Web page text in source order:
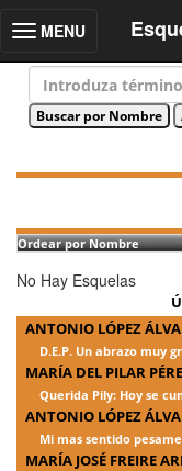
Toggle
MENU
Ordear por Nombre
No Hay Esquelas
ANTONIO LÓPEZ
D.E.P. Un abrazo muy
MARÍA DEL PILAR
Querida Pily: Hoy se
ANTONIO LÓPEZ
Mi mas sentido
MARÍA JOSÉ FREIRE